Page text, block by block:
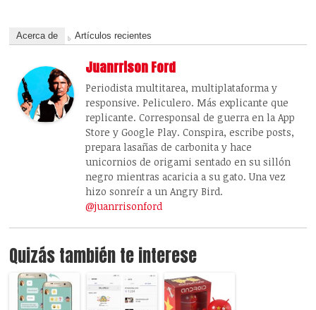
Acerca de Artículos recientes
Juanrrison Ford
Periodista multitarea, multiplataforma y
responsive. Peliculero. Más explicante que
replicante. Corresponsal de guerra en la App
Store y Google Play. Conspira, escribe posts,
prepara lasañas de carbonita y hace
unicornios de origami sentado en su sillón
negro mientras acaricia a su gato. Una vez
hizo sonreír a un Angry Bird.
@juanrrisonford
Quizás también te interese